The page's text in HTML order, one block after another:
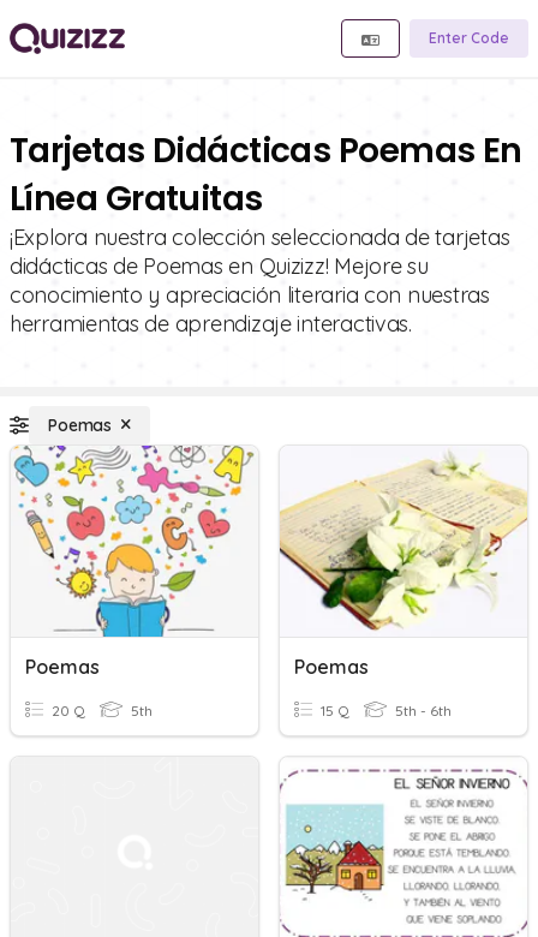
Enter Code
Tarjetas Didácticas Poemas En
Línea Gratuitas
¡Explora nuestra colección seleccionada de tarjetas
didácticas de Poemas en Quizizz! Mejore su
conocimiento y apreciación literaria con nuestras
herramientas de aprendizaje interactivas.
Poemas
Poemas
20 Q 5th
Poemas
15 Q 5th - 6th